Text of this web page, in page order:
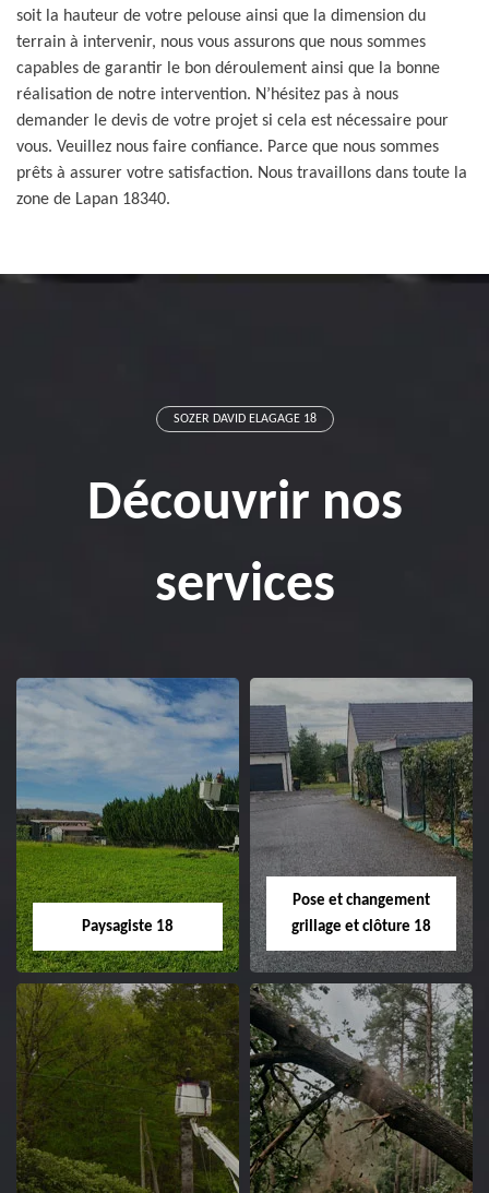
soit la hauteur de votre pelouse ainsi que la dimension du
terrain à intervenir, nous vous assurons que nous sommes
capables de garantir le bon déroulement ainsi que la bonne
réalisation de notre intervention. N’hésitez pas à nous
demander le devis de votre projet si cela est nécessaire pour
vous. Veuillez nous faire confiance. Parce que nous sommes
prêts à assurer votre satisfaction. Nous travaillons dans toute la
zone de Lapan 18340.
SOZER DAVID ELAGAGE 18
Découvrir nos
services
Paysagiste 18
Paysagiste 18
Artisan paysagiste 18
Cher tel: 02.52.56.49.40
Pose et changement
grillage et clôture 18
Pose et
changement
grillage et clôture
18